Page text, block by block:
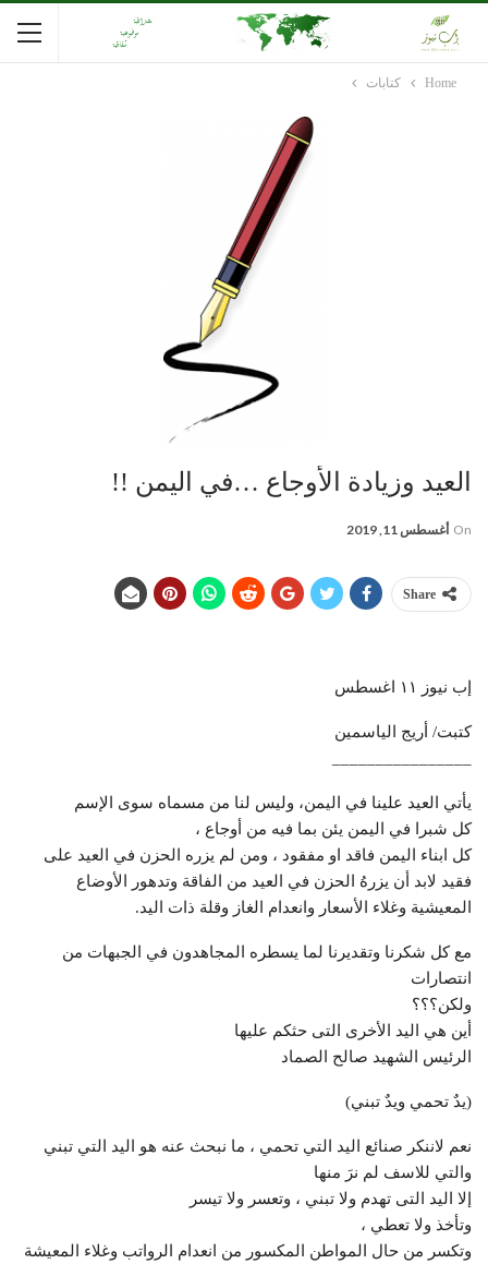
Home كتابات
العيد وزيادة الأوجاع …في اليمن !!
On أغسطس 11, 2019
Share
إب نيوز ١١ اغسطس
كتبت/ أريج الياسمين
يأتي العيد علينا في اليمن، وليس لنا من مسماه سوى الإسم
كل شبرا في اليمن يئن بما فيه من أوجاع ،
كل ابناء اليمن فاقد او مفقود ، ومن لم يزره الحزن في العيد على
فقيد لابد أن يزرهُ الحزن في العيد من الفاقة وتدهور الأوضاع
المعيشية وغلاء الأسعار وانعدام الغاز وقلة ذات اليد.
مع كل شكرنا وتقديرنا لما يسطره المجاهدون في الجبهات من
انتصارات
ولكن؟؟؟
أين هي اليد الأخرى التى حثكم عليها
الرئيس الشهيد صالح الصماد
(يدٌ تحمي ويدٌ تبني)
نعم لاننكر صنائع اليد التي تحمي ، ما نبحث عنه هو اليد التي تبني
والتي للاسف لم نرَ منها
إلا اليد التى تهدم ولا تبني ، وتعسر ولا تيسر
وتأخذ ولا تعطي ،
وتكسر من حال المواطن المكسور من انعدام الرواتب وغلاء المعيشة